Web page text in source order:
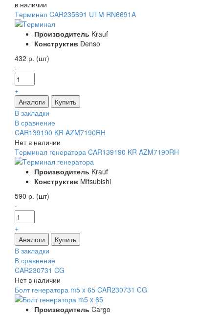
в наличии
Tерминал CAR235691 UTM RN6691A
Производитель Krauf
Конструктив Denso
432 р. (шт)
-
+
В закладки
В сравнение
CAR139190 KR AZM7190RH
Нет в наличии
Tерминал генератора CAR139190 KR AZM7190RH
Производитель Krauf
Конструктив Mitsubishi
590 р. (шт)
-
+
В закладки
В сравнение
CAR230731 CG
Нет в наличии
Болт генератора m5 x 65 CAR230731 CG
Производитель Cargo